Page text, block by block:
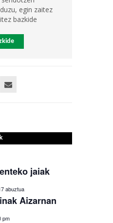
egin zaitez
bazkide
jaiak
abuztua
Aizarnan
pm